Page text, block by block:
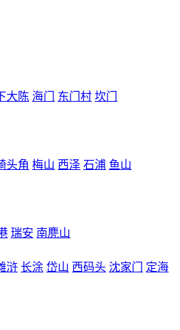
大陈 海门 东门村 坎门
头角 梅山 西泽 石浦 鱼山
瑞安 南麂山
浒 长涂 岱山 西码头 沈家门
定海